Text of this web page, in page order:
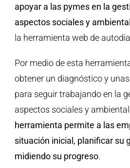
apoyar a las pymes en la
aspectos sociales y
la herramienta web de
Por medio de esta
obtener un diagnóstico y
para seguir trabajando en la
aspectos sociales y
herramienta permite a las
situación inicial, planificar su
midiendo su progreso.